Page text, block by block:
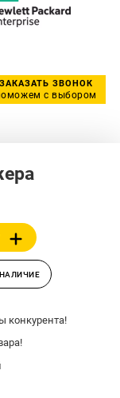
ЗАКАЗАТЬ ЗВОНОК
с выбором
конкурента!